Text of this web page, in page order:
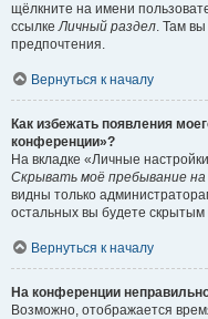
щёлкните на имени
ссылкеЛичный раздел. Там
предпочтения.
Вернуться к началу
Как избежать появления
конференции»?
На вкладке «Личные
Скрывать моё пребывание
видны только
остальных вы будете скрытым
Вернуться к началу
На конференции
Возможно, отображается